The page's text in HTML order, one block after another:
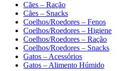
Cães – Ração
Cães – Snacks
Coelhos/Roedores – Fenos
Coelhos/Roedores – Higiene
Coelhos/Roedores – Ração
Coelhos/Roedores – Snacks
Gatos – Acessórios
Gatos – Alimento Húmido